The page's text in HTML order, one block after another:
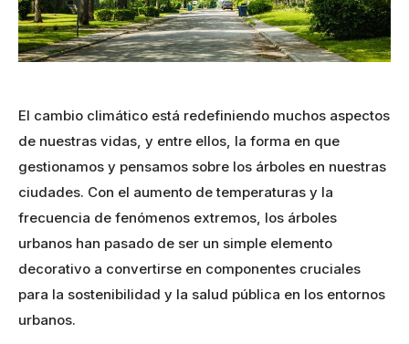
El cambio climático está redefiniendo muchos aspectos
de nuestras vidas, y entre ellos, la forma en que
gestionamos y pensamos sobre los árboles en nuestras
ciudades. Con el aumento de temperaturas y la
frecuencia de fenómenos extremos, los árboles
urbanos han pasado de ser un simple elemento
decorativo a convertirse en componentes cruciales
para la sostenibilidad y la salud pública en los entornos
urbanos.